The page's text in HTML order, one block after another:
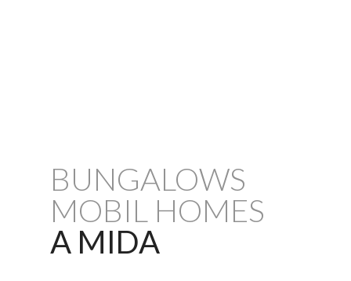
BUNGALOWS
MOBIL HOMES
A MIDA